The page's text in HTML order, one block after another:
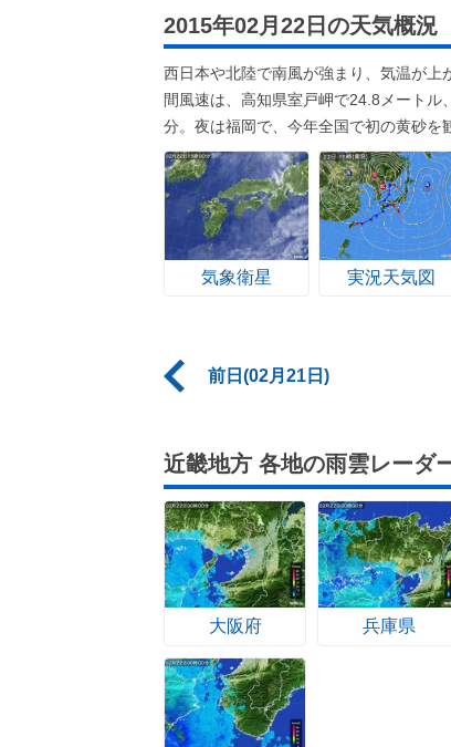
2015年02月22日の天気概況
西日本や北陸で南風が強まり、気温が
間風速は、高知県室戸岬で24.8メート
分。夜は福岡で、今年全国で初の黄砂を
気象衛星 実況天気図
前日(02月21日)
近畿地方 各地の雨雲レーダ
大阪府 兵庫県